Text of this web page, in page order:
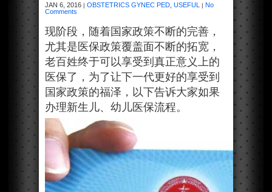
JAN 6, 2016 | OBSTETRICS GYNEC PED USEFUL | No
Comments
现阶段，随着国家政策不断的完善，
尤其是医保政策覆盖面不断的拓宽，
老百姓终于可以享受到真正意义上的
医保了，为了让下一代更好的享受到
国家政策的福泽，以下告诉大家如果
办理新生儿、幼儿医保流程。